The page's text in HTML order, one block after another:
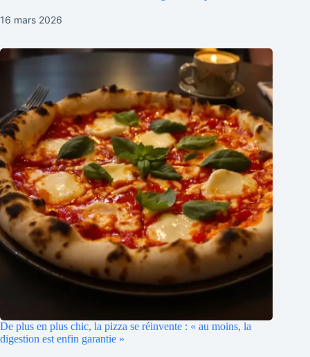
16 mars 2026
De plus en plus chic, la pizza se réinvente : « au moins, la
digestion est enfin garantie »